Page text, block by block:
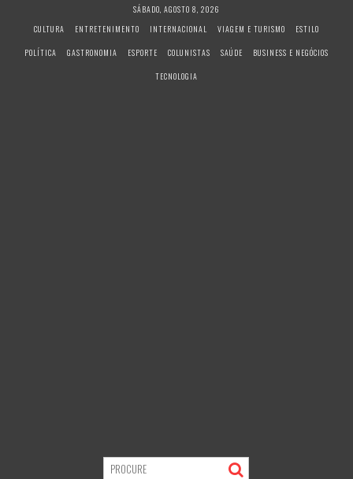
SÁBADO, AGOSTO 8, 2026
CULTURA
ENTRETENIMENTO INTERNACIONAL VIAGEM E TURISMO
ESTILO
POLÍTICA
GASTRONOMIA ESPORTE COLUNISTAS SAÚDE
BUSINESS E NEGÓCIOS
TECNOLOGIA